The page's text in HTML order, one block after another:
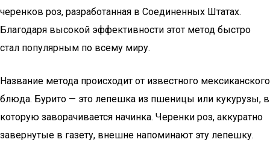
черенков роз, разработанная в Соединенных Штатах.
Благодаря высокой эффективности этот метод быстро
стал популярным по всему миру.
Название метода происходит от известного мексиканского
блюда. Бурито — это лепешка из пшеницы или кукурузы, в
которую заворачивается начинка. Черенки роз, аккуратно
завернутые в газету, внешне напоминают эту лепешку.